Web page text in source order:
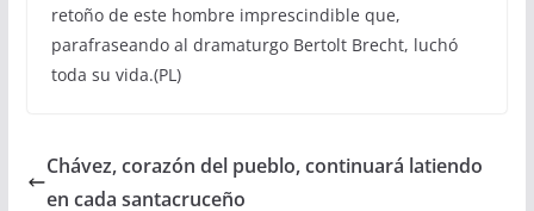
retoño de este hombre imprescindible que,
parafraseando al dramaturgo Bertolt Brecht, luchó
toda su vida.(PL)
Chávez, corazón del pueblo, continuará latiendo
en cada santacruceño